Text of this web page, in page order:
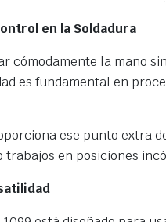
en la Soldadura
cómodamente la mano
es fundamental en
ese punto extra
trabajos en posiciones